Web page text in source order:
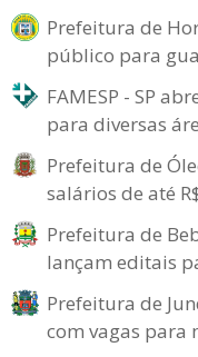
Prefeitura de
público para
FAMESP - SP
para diversas
Prefeitura de
salários de até
Prefeitura de
lançam editais
Prefeitura de
com vagas para